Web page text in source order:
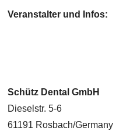
Veranstalter und Infos:
Schütz Dental GmbH
Dieselstr. 5-6
61191 Rosbach/Germany